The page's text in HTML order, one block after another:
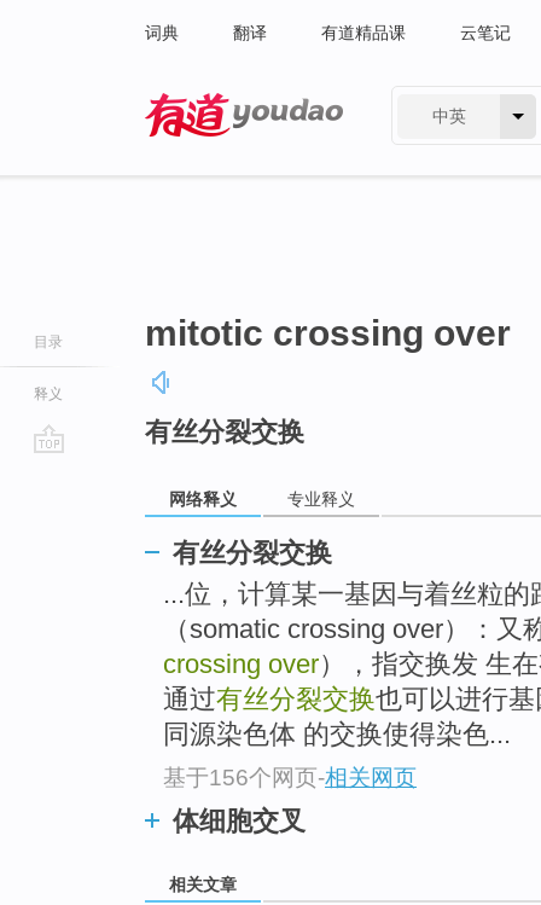
词典 翻译 有道精品课 云笔记
中英
目录
释义
mitotic crossing over
有丝分裂交换
网络释义 专业释义
有丝分裂交换
...位，计算某一基因与着丝粒
（somatic crossing over）：又
crossing over），指交换发 生
通过有丝分裂交换也可以进行
同源染色体 的交换使得染色...
基于156个网页-相关网页
体细胞交叉
相关文章